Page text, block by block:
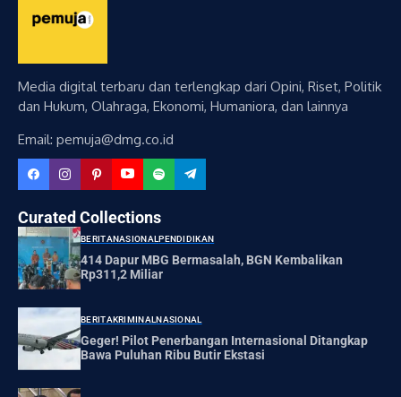
Media digital terbaru dan terlengkap dari Opini, Riset, Politik
dan Hukum, Olahraga, Ekonomi, Humaniora, dan lainnya
Email: pemuja@dmg.co.id
Curated Collections
BERITANASIONALPENDIDIKAN
414 Dapur MBG Bermasalah, BGN Kembalikan
Rp311,2 Miliar
BERITAKRIMINALNASIONAL
Geger! Pilot Penerbangan Internasional Ditangkap
Bawa Puluhan Ribu Butir Ekstasi